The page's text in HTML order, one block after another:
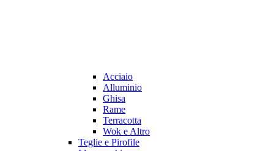
Acciaio
Alluminio
Ghisa
Rame
Terracotta
Wok e Altro
Teglie e Pirofile